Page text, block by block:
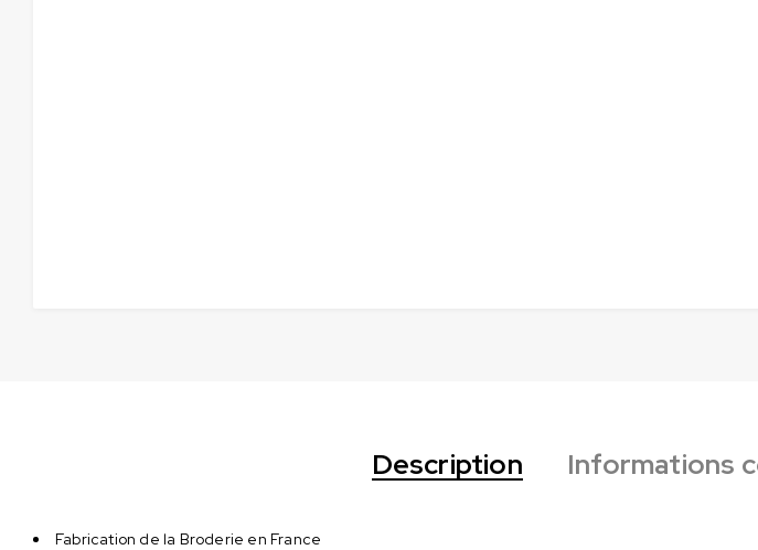
Description Informations
Fabrication de la Broderie en France